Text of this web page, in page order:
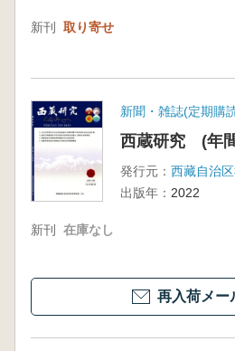
新刊 取り寄せ
新聞・雑誌(定期購読
西蔵研究 (年
発行元： 西藏自治
出版年： 2022
新刊 在庫なし
再入荷メー